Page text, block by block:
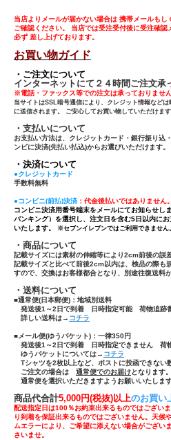
当店よりメールが届かない場合は 携帯メールも
ご確認ください。 当店では受注受付後に受注確
必ず 差し上げております。
お買い物ガイド
・ご注文について
インターネットにて２４時間ご注文承
※電話・ファックス等での注文は承っておりませ
当サイトはSSL暗号通信により、クレジット情報など
に送信されます。 ご安心してお買い物していただけます
・支払いについて
お支払い方法は、クレジットカード・銀行振り込
ンビに決済(先払い払込)からお選びいただけます。
・決済について
●クレジットカード
手数料無料
●コンビニ(前払)決済 ：代金後払いではありません。
コンビニ決済用番号端末をメールにてお知らせし
バンキング）を選択し、注文日を含む5日以内に
いたします。
※セブンイレブンではご利用できません。
・商品について
記載サイズには素材の伸縮等により2cm前後の誤
記載サイズと比べて前後2cm以内は、検品の際も
すので、交換はお客様都合となり、別途往復送料
・送料について
■通常便(日本郵便)： 地域別送料
発送後1～2日で到着 日時指定可能 荷物追跡
詳しい送料は→ コチラ
■メール便(ゆうパケット)：一律350円
発送後1～2日で到着 日時指定できません 荷
ゆうパケットについては→ コチラ
Tシャツを2枚以上など、ポストに投函できない
ご注文の場合は 通常便でのお届けとなります。
通常便を選択いただきますようお願いいたします
商品代合計5,000円(税抜)以上のお買い
配送指定日は100％お約束出来るものではござい
り到着を保証出来るものではございません。天候
ムエラーにより、ご希望に添えない場合がござい
さいませ。